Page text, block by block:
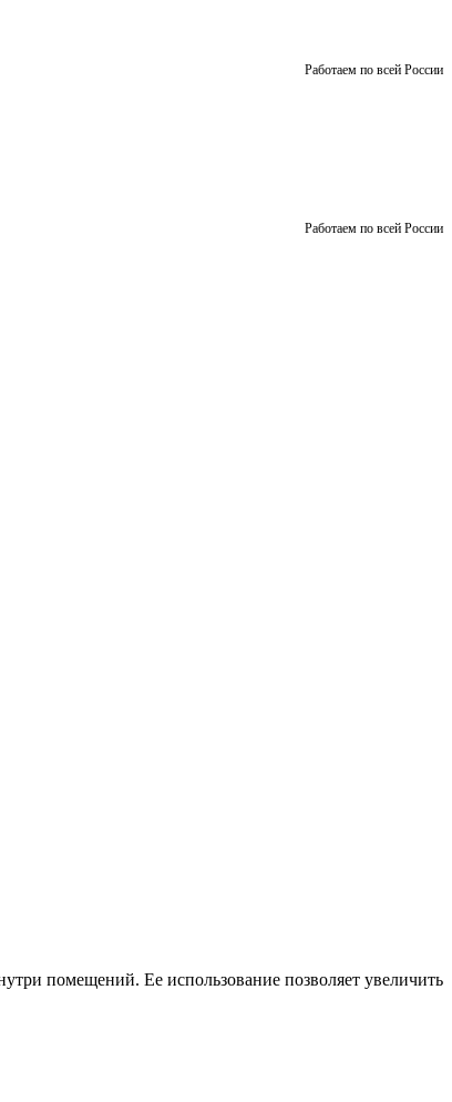
Работаем по всей России
Работаем по всей России
помещений. Ее использование позволяет увеличить